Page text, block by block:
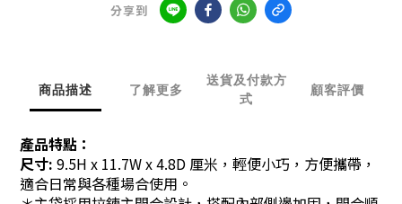
分享到
商品描述 了解更多
送貨及付款方
式
顧客評價
產品特點：
尺寸: 9.5H x 11.7W x 4.8D 厘米，輕便小巧，方便攜帶，
適合日常與各種場合使用。